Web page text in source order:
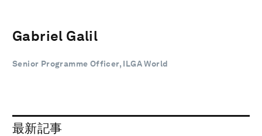
Gabriel Galil
Senior Programme Officer, ILGA World
最新記事